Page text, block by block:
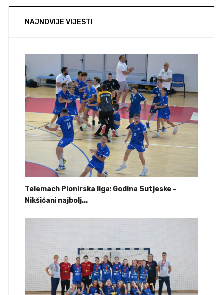
NAJNOVIJE VIJESTI
Telemach Pionirska liga: Godina Sutjeske -
Nikšićani najbolj...